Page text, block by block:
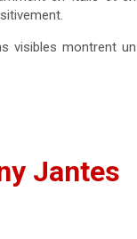
visibles montrent un
Jantes